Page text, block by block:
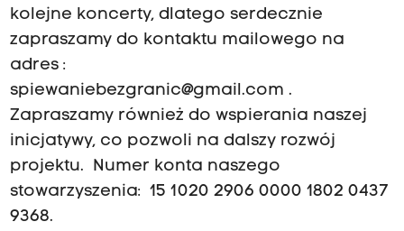
kolejne koncerty, dlatego serdecznie
zapraszamy do kontaktu mailowego na
adres :
spiewaniebezgranic@gmail.com .
Zapraszamy również do wspierania naszej
inicjatywy, co pozwoli na dalszy rozwój
projektu. Numer konta naszego
stowarzyszenia: 15 1020 2906 0000 1802 0437
9368.